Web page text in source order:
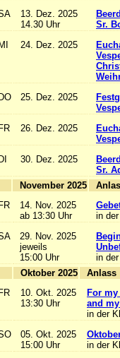
13. Dez. 2025
14.30 Uhr
Sr.
MI
24. Dez. 2025
DO
25. Dez. 2025
FR
26. Dez. 2025
DI
30. Dez. 2025
Sr.
November 2025
FR
14. Nov. 2025
ab 13:30 Uhr
in
29. Nov. 2025
jeweils
15:00 Uhr
in
Oktober 2025
FR
10. Okt. 2025
13:30 Uhr
For
and
in der
05. Okt. 2025
15:00 Uhr
in der